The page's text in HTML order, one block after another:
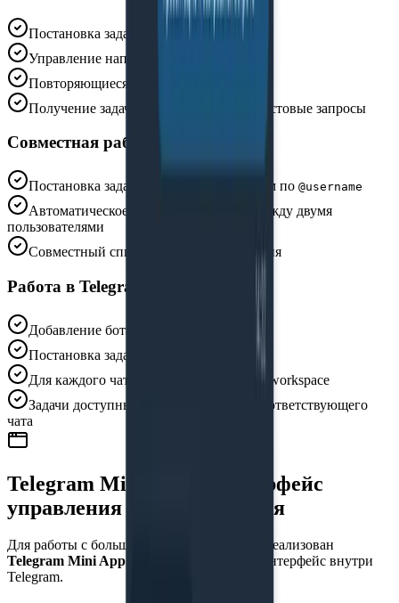
Постановка задач себе через бота
Управление напоминаниями
Повторяющиеся задачи
Получение задач по фильтрам через текстовые запросы
Совместная работа
Постановка задач другим пользователям по @username
Автоматическое создание workspace между двумя
пользователями
Совместный список задач и уведомления
Работа в Telegram-чатах
Добавление бота в групповой чат
Постановка задач прямо в переписке
Для каждого чата создаётся отдельный workspace
Задачи доступны только участникам соответствующего
чата
Telegram Mini App — интерфейс
управления и планирования
Для работы с большим количеством задач реализован
Telegram Mini App — полноценный веб-интерфейс внутри
Telegram.